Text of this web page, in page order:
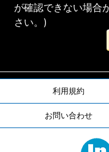
が確認できない場合
さい。)
利用規約
お問い合わせ